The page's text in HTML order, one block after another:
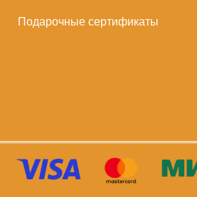
Подарочные сертификаты